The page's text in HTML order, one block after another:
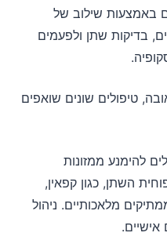
באמצעות שילוב של
בדיקות שתן ולפעמים
טיפולים שונים שואפים
להימנע ממזונות
השתן, כגון קפאין,
מלאכותיים. ניהול
אישיים.